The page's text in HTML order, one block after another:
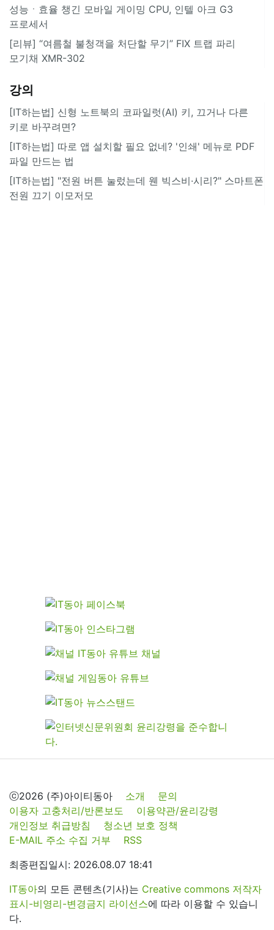
성능ㆍ효율 챙긴 모바일 게이밍 CPU, 인텔 아크 G3
프로세서
[리뷰] “여름철 불청객을 처단할 무기” FIX 트랩 파리
모기채 XMR-302
강의
[IT하는법] 신형 노트북의 코파일럿(AI) 키, 끄거나 다른
키로 바꾸려면?
[IT하는법] 따로 앱 설치할 필요 없네? '인쇄' 메뉴로 PDF
파일 만드는 법
[IT하는법] "전원 버튼 눌렀는데 웬 빅스비·시리?" 스마트폰
전원 끄기 이모저모
ⓒ2026 (주)아이티동아 소개
문의
이용자 고충처리/반론보도
이용약관/윤리강령
개인정보 취급방침
청소년 보호 정책
E-MAIL 주소 수집 거부
RSS
최종편집일시: 2026.08.07 18:41
IT동아의 모든 콘텐츠(기사)는 Creative commons 저작자
표시-비영리-변경금지 라이선스에 따라 이용할 수 있습니
다.